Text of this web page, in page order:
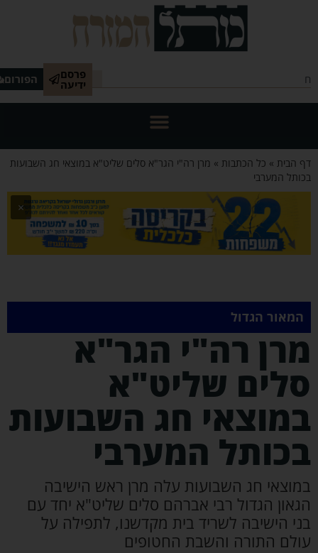
פרסם
ידיעה הפורום
הבית»כל הכתבות»מרן רה"י הגר"א סלים שליט"א במוצאי חג השבועות
המערבי
×
המאור הגדול
רה"י הגר"א
שליט"א
חג השבועות
המערבי
חג השבועות עלה מרן ראש הישיבה
הגדול רבי אברהם סלים שליט"א יחד עם
הישיבה לשריד בית מקדשנו, לתפילה על
התורה והשבת החטופים